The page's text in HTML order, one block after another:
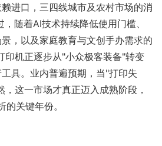
进口，三四线城市及农村市场的消
随着AI技术持续降低使用门槛、
，以及家庭教育与文创手办需求的
印机正逐步从"小众极客装备"转变
具。业内普遍预期，当"打印失
这一市场才真正迈入成熟阶段，
关键年份。